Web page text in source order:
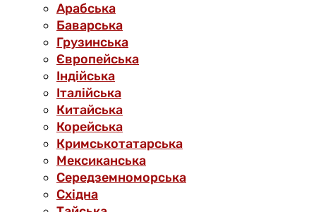
Арабська
Баварська
Грузинська
Європейська
Індійська
Італійська
Китайська
Корейська
Кримськотатарська
Мексиканська
Середземноморська
Східна